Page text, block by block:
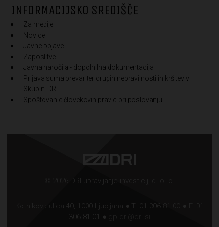
INFORMACIJSKO SREDIŠČE
Za medije
Novice
Javne objave
Zaposlitve
Javna naročila - dopolnilna dokumentacija
Prijava suma prevar ter drugih nepravilnosti in kršitev v
Skupini DRI
Spoštovanje človekovih pravic pri poslovanju
© 2026 DRI upravljanje investicij, d. o. o.
Kotnikova ulica 40, 1000 Ljubljana ● T: 01 306 81 00 ● F: 01
306 81 01 ●